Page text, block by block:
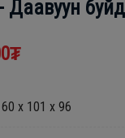
Даавуун
x 101 x 96